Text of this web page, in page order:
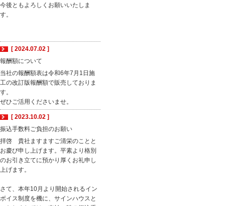
今後ともよろしくお願いいたしま
す。
[ 2024.07.02 ]
報酬額について
当社の報酬額表は令和6年7月1日施
工の改訂版報酬額で販売しておりま
す。
ぜひご活用くださいませ。
[ 2023.10.02 ]
振込手数料ご負担のお願い
拝啓 貴社ますますご清栄のことと
お慶び申し上げます。平素より格別
のお引き立てに預かり厚くお礼申し
上げます。
さて、本年10月より開始されるイン
ボイス制度を機に、サインハウスと